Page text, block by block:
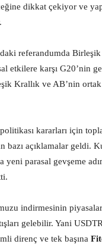
dikkat çekiyor ve
referandumda Birleşik
etkilere karşı G20’nin
Krallık ve AB’nin
kararları için
bazı açıklamalar geldi.
parasal gevşeme
indirmesinin
gelebilir. Yani
direnç ve tek başına